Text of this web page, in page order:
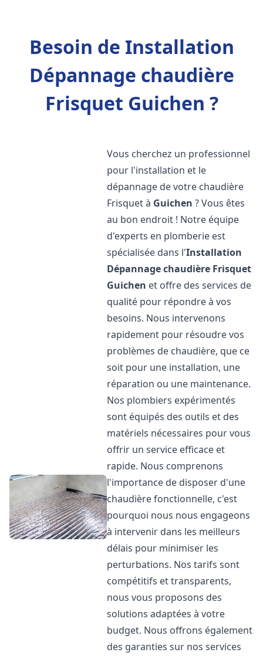
Besoin de Installation
Dépannage chaudière
Frisquet Guichen ?
Vous cherchez un professionnel
pour l'installation et le
dépannage de votre chaudière
Frisquet à Guichen ? Vous êtes
au bon endroit ! Notre équipe
d'experts en plomberie est
spécialisée dans l'Installation
Dépannage chaudière Frisquet
Guichen et offre des services de
qualité pour répondre à vos
besoins. Nous intervenons
rapidement pour résoudre vos
problèmes de chaudière, que ce
soit pour une installation, une
réparation ou une maintenance.
Nos plombiers expérimentés
sont équipés des outils et des
matériels nécessaires pour vous
offrir un service efficace et
rapide. Nous comprenons
l'importance de disposer d'une
chaudière fonctionnelle, c'est
pourquoi nous nous engageons
à intervenir dans les meilleurs
délais pour minimiser les
perturbations. Nos tarifs sont
compétitifs et transparents,
nous vous proposons des
solutions adaptées à votre
budget. Nous offrons également
des garanties sur nos services